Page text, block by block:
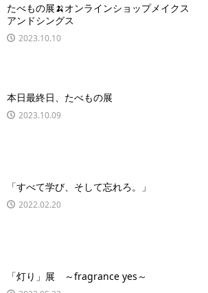
たべもの展🍌オンラインショップメイクス
アンドシングス
2023.10.10
本日最終日、たべもの展
2023.10.09
「すべて学び、そして忘れろ。」
2022.02.20
「灯り」展 ～fragrance yes～